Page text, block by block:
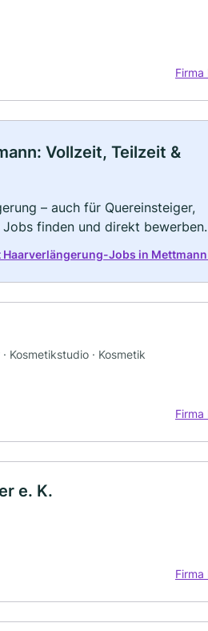
Vollzeit, Teilzeit &
– auch für Quereinsteiger,
finden und direkt bewerben.
Haarverlängerung-Jobs in
Kosmetikstudio · Kosmetik
e. K.